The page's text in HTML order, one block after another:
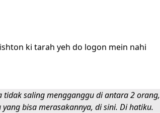
ki tarah yeh do logon mein nahi
tidak saling mengganggu di antara 2 orang,
bisa merasakannya, di sini. Di hatiku.